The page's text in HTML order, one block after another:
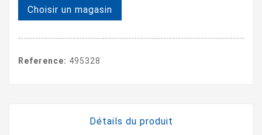
Choisir un magasin
Reference: 495328
Détails du produit